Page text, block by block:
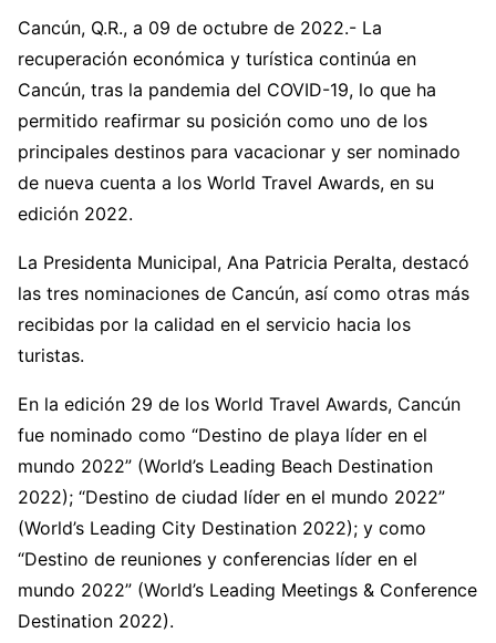
Cancún, Q.R., a 09 de octubre de 2022.- La
recuperación económica y turística continúa en
Cancún, tras la pandemia del COVID-19, lo que ha
permitido reafirmar su posición como uno de los
principales destinos para vacacionar y ser nominado
de nueva cuenta a los World Travel Awards, en su
edición 2022.
La Presidenta Municipal, Ana Patricia Peralta, destacó
las tres nominaciones de Cancún, así como otras más
recibidas por la calidad en el servicio hacia los
turistas.
En la edición 29 de los World Travel Awards, Cancún
fue nominado como “Destino de playa líder en el
mundo 2022” (World’s Leading Beach Destination
2022); “Destino de ciudad líder en el mundo 2022”
(World’s Leading City Destination 2022); y como
“Destino de reuniones y conferencias líder en el
mundo 2022” (World’s Leading Meetings & Conference
Destination 2022).